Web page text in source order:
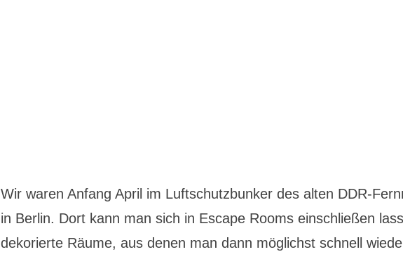
Wir waren Anfang April im Luftschutzbunker des alten DDR-
in Berlin. Dort kann man sich in Escape Rooms einschließen
dekorierte Räume, aus denen man dann möglichst schnell